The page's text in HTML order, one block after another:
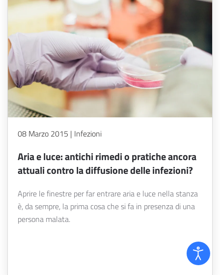
08 Marzo 2015 | Infezioni
Aria e luce: antichi rimedi o pratiche ancora
attuali contro la diffusione delle infezioni?
Aprire le finestre per far entrare aria e luce nella stanza
è, da sempre, la prima cosa che si fa in presenza di una
persona malata.